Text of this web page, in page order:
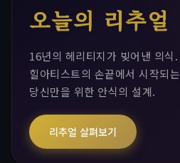
오늘의 리추얼
16년의 헤리티지가 빚어낸 의식.
힐아티스트의 손끝에서 시작되는
당신만을 위한 안식의 설계.
리추얼 살펴보기